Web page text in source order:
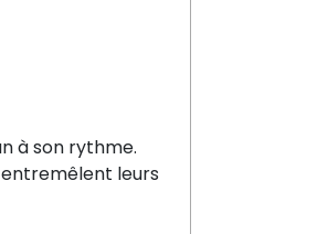
à son rythme.
entremêlent leurs